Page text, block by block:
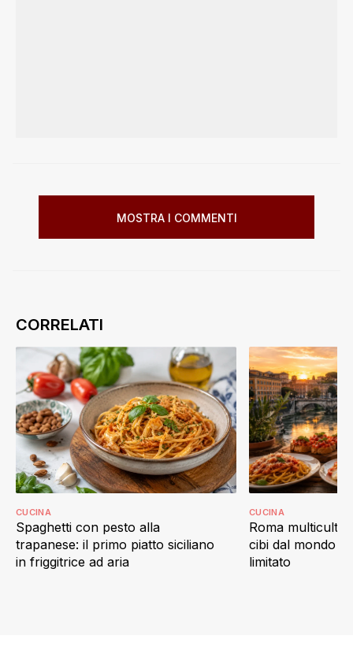
MOSTRA I COMMENTI
Spaghetti con pesto alla
trapanese: il primo piatto siciliano
in friggitrice ad aria
CUCINA
Roma
cibi dal mondo
limitato
CUCINA